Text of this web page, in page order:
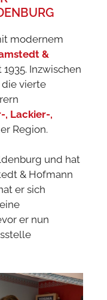
modernem
&
Inzwischen
die vierte
, Lackier-,
Region.
und hat
& Hofmann
er sich
er nun